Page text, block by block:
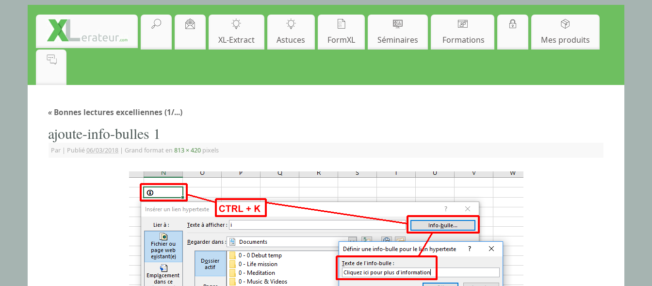
XL-Extract Astuces FormXL Séminaires Formations Mes produits
« Bonnes lectures excelliennes (1/...)
ajoute-info-bulles 1
Par | Publié06/03/2018 | Grand format en 813 × 420 pixels